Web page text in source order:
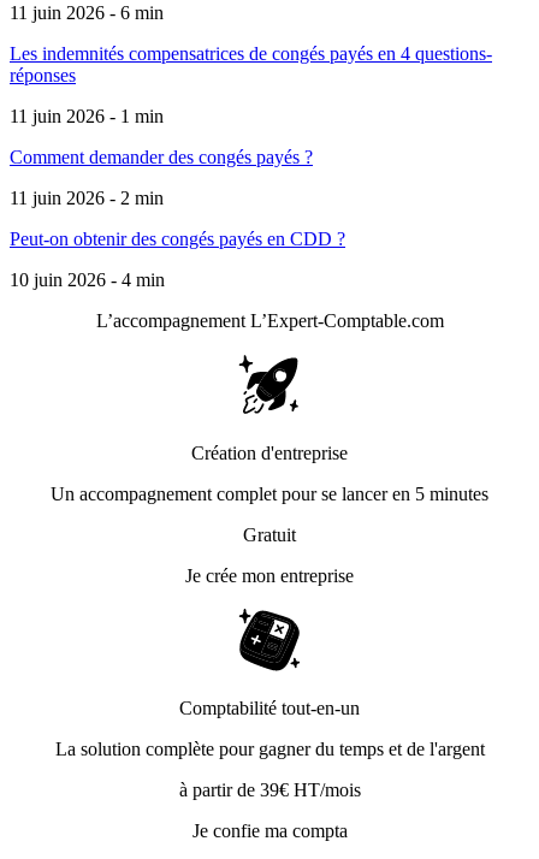
11 juin 2026 - 6 min
Les indemnités compensatrices de congés payés en 4 questions-
réponses
11 juin 2026 - 1 min
Comment demander des congés payés ?
11 juin 2026 - 2 min
Peut-on obtenir des congés payés en CDD ?
10 juin 2026 - 4 min
L’accompagnement L’Expert-Comptable.com
Création d'entreprise
Un accompagnement complet pour se lancer en 5 minutes
Gratuit
Je crée mon entreprise
Comptabilité tout-en-un
La solution complète pour gagner du temps et de l'argent
à partir de 39€ HT/mois
Je confie ma compta